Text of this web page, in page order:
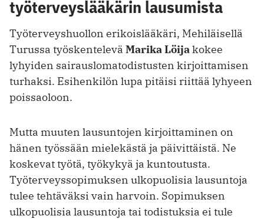
työterveyslääkärin lausumista
Työterveyshuollon erikoislääkäri, Mehiläisellä
Turussa työskentelevä Marika Löijakokee
lyhyiden sairauslomatodistusten kirjoittamisen
turhaksi. Esihenkilön lupa pitäisi riittää lyhyeen
poissaoloon.
Mutta muuten lausuntojen kirjoittaminen on
hänen työssään mielekästä ja päivittäistä. Ne
koskevat työtä, työkykyä ja kuntoutusta.
Työterveyssopimuksen ulkopuolisia lausuntoja
tulee tehtäväksi vain harvoin. Sopimuksen
ulkopuolisia lausuntoja tai todistuksia ei tule